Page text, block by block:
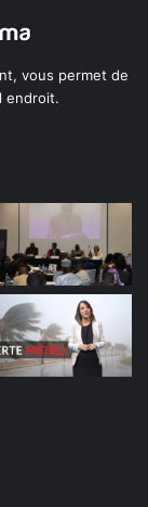
vous permet de
endroit.